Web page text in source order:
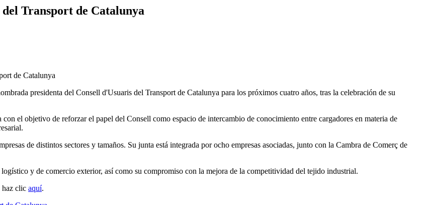
Transport de Catalunya
presidenta del Consell d'Usuaris del Transport de Catalunya para los próximos cuatro años, tras la celebración de su
el objetivo de reforzar el papel del Consell como espacio de intercambio de conocimiento entre cargadores en materia de
de distintos sectores y tamaños. Su junta está integrada por ocho empresas asociadas, junto con la Cambra de Comerç de
y de comercio exterior, así como su compromiso con la mejora de la competitividad del tejido industrial.
haz clic aquí.